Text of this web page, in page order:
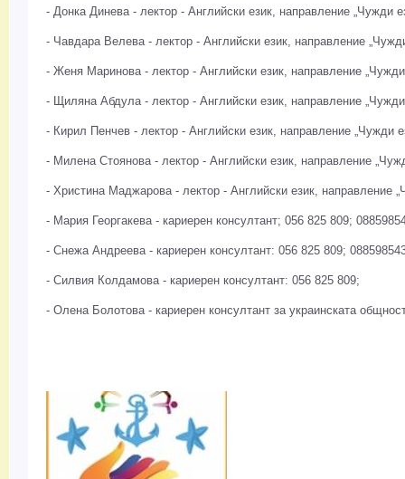
- Донка Динева - лектор - Английски език, направление „Чужди
- Чавдара Велева - лектор - Английски език, направление
- Женя Маринова - лектор - Английски език, направление „Чужди
- Щиляна Абдула - лектор - Английски език, направление „Чужди
- Кирил Пенчев - лектор - Английски език, направление „Чужди
- Милена Стоянова - лектор - Английски език, направление
- Христина Маджарова - лектор - Английски език, направление
- Мария Георгакева - кариерен консултант; 056 825 809;
- Снежа Андреева - кариерен консултант: 056 825 809;
- Силвия Колдамова - кариерен консултант: 056 825 809;
- Олена Болотова - кариерен консултант за украинската